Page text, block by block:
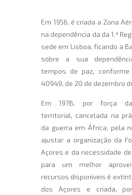
Em 1956, é criada a Zona
na dependência da da 1.ª
sede em Lisboa, ficando a
sobre a sua
tempos de paz, conforme
40949, de 20 de dezembro
Em 1978, por força da
territorial, cancelada na
da guerra em África, pela
ajustar a organização da
Açores e da necessidade
para um melhor
recursos disponíveis é
dos Açores e criada,